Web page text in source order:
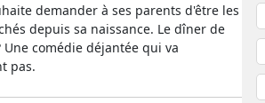
demander à ses parents d'être les
depuis sa naissance. Le dîner de
comédie déjantée qui va
pas.